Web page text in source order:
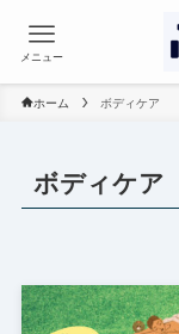
メニュー
ホーム ボディケア
ボディケア